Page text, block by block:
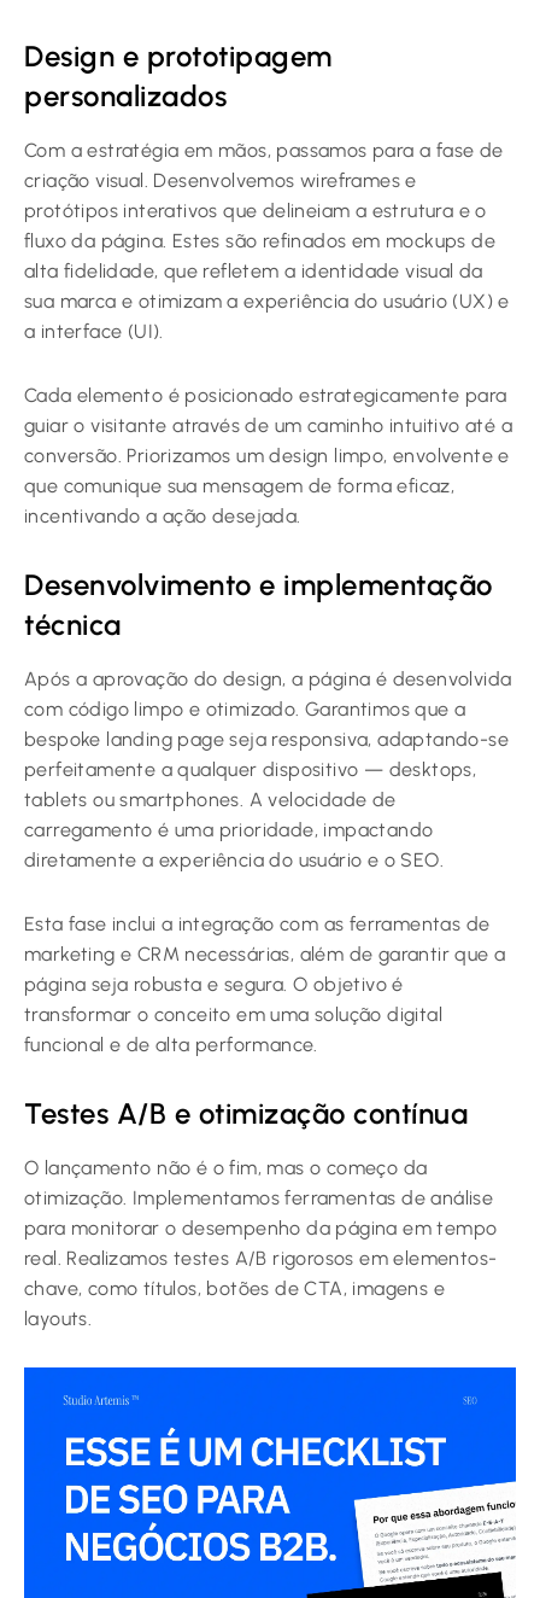
Design e prototipagem
personalizados
Com a estratégia em mãos, passamos para a fase de
criação visual. Desenvolvemos wireframes e
protótipos interativos que delineiam a estrutura e o
fluxo da página. Estes são refinados em mockups de
alta fidelidade, que refletem a identidade visual da
sua marca e otimizam a experiência do usuário (UX) e
a interface (UI).
Cada elemento é posicionado estrategicamente para
guiar o visitante através de um caminho intuitivo até a
conversão. Priorizamos um design limpo, envolvente e
que comunique sua mensagem de forma eficaz,
incentivando a ação desejada.
Desenvolvimento e implementação
técnica
Após a aprovação do design, a página é desenvolvida
com código limpo e otimizado. Garantimos que a
bespoke landing page seja responsiva, adaptando-se
perfeitamente a qualquer dispositivo — desktops,
tablets ou smartphones. A velocidade de
carregamento é uma prioridade, impactando
diretamente a experiência do usuário e o SEO.
Esta fase inclui a integração com as ferramentas de
marketing e CRM necessárias, além de garantir que a
página seja robusta e segura. O objetivo é
transformar o conceito em uma solução digital
funcional e de alta performance.
Testes A/B e otimização contínua
O lançamento não é o fim, mas o começo da
otimização. Implementamos ferramentas de análise
para monitorar o desempenho da página em tempo
real. Realizamos testes A/B rigorosos em elementos-
chave, como títulos, botões de CTA, imagens e
layouts.